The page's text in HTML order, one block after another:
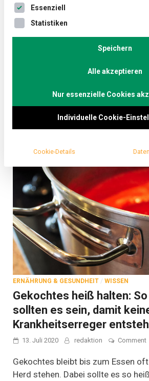
Dass wir in Deutschland und
unser Essen verzehren und
Überwachung der
regelmäßig geprüft wird. Zum Tag
Vertreter Maik Maschke.
ERNÄHRUNG & GESUNDHEIT / WISSEN
Gekochtes heiß halten: So
sollten es sein, damit
Krankheitserreger
13. Juli 2020 redaktion Comment
Gekochtes bleibt bis zum Essen
Herd stehen. Dabei sollte es so
Es folgt eine Liste der Service-
Essenziell
Statistiken
Speichern
Alle akzeptieren
Nur essenzielle Cookies
Individuelle Cookie-
Cookie-Details